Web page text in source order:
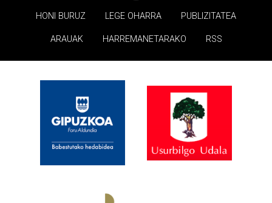
HONI BURUZ LEGE OHARRA PUBLIZITATEA
ARAUAK HARREMANETARAKO RSS